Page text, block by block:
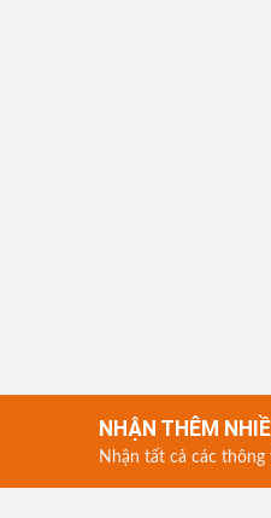
NHẬN THÊM
Nhận tất cả các